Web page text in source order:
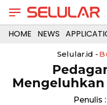
HOME NEWS
Selular.id -
Penulis :